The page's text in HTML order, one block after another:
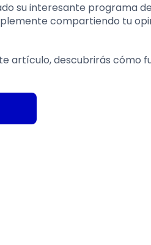
su interesante programa
compartiendo tu
artículo, descubrirás cómo